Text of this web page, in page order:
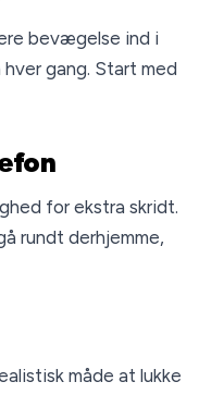
bevægelse ind i
gang. Start med
for ekstra skridt.
rundt derhjemme,
måde at lukke